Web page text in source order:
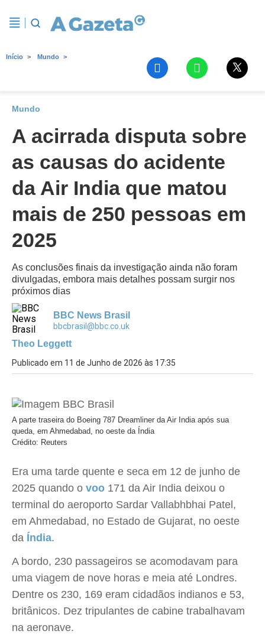
Início Mundo
Mundo
A acirrada disputa sobre
as causas do acidente
da Air India que matou
mais de 250 pessoas em
2025
As conclusões finais da investigação ainda não foram
divulgadas, embora mais detalhes possam surgir nos
próximos dias
BBC News Brasil
bbcbrasil@bbc.co.uk
Theo Leggett
Publicado em 11 de Junho de 2026 às 17:35
A parte traseira do Boeing 787 Dreamliner da Air India após sua
queda, em Ahmedabad, no oeste da Índia
Crédito: Reuters
Era uma tarde quente e seca em 12 de junho de
2025 quando o voo 171 da Air India deixou o
terminal do aeroporto Sardar Vallabhbhai Patel,
em Ahmedabad, no Estado de Gujarat, no oeste
da Índia.
A bordo, 230 passageiros se acomodavam para
uma viagem de nove horas e meia até Londres.
Dentre os 230, 169 eram cidadãos indianos e 53,
britânicos. Dez tripulantes de cabine trabalhavam
na aeronave.